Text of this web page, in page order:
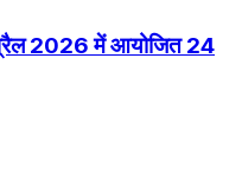
2026 में आयोजित 24